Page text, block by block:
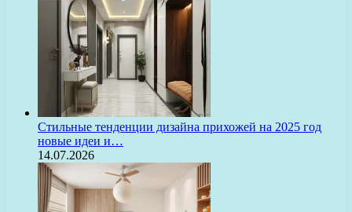
Стильные тенденции дизайна прихожей на 2025 год
новые идеи и…
14.07.2026